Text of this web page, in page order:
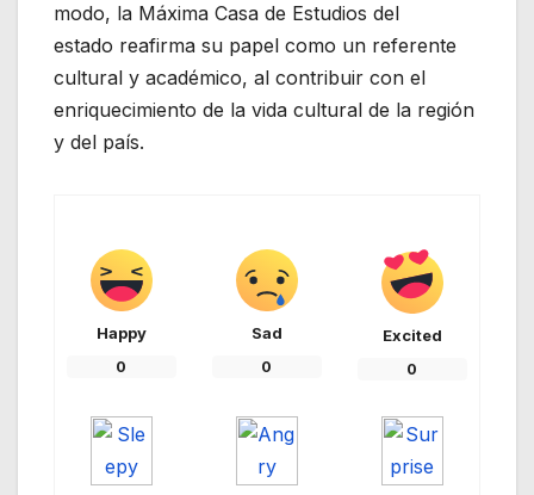
modo, la Máxima Casa de Estudios del
estado reafirma su papel como un referente
cultural y académico, al contribuir con el
enriquecimiento de la vida cultural de la región
y del país.
Happy
0
Sad
0
Excited
0